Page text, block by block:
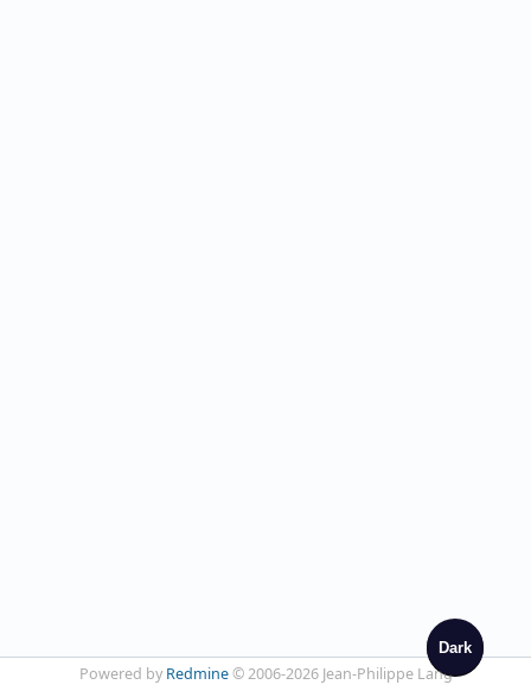
Dark
Powered by Redmine© 2006-2026 Jean-Philippe Lang